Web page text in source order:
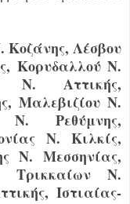
Κοζάνης, Λέσβου
Κορυδαλλού Ν.
Ν. Αττικής,
Μαλεβιζίου Ν.
Ν. Ρεθύμνης,
Ν. Κιλκίς,
Ν. Μεσσηνίας,
Τρικκαίων Ν.
Ιστιαίας-